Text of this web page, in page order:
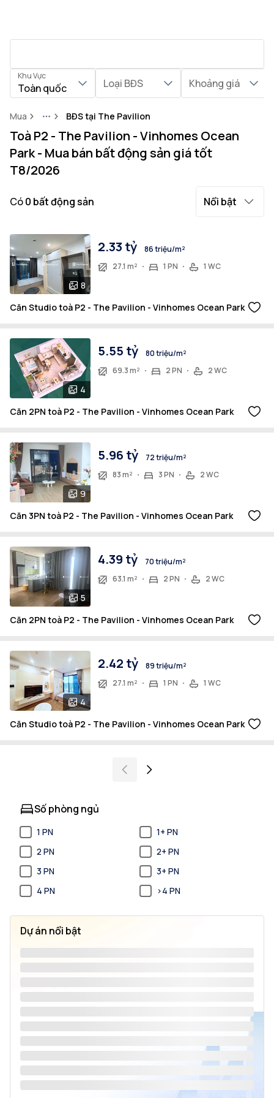
Khu Vực
Toàn quốc Loại BĐS Khoảng giá
Mua MoreBĐS tại The Pavilion
Toà P2 - The Pavilion - Vinhomes Ocean
Park - Mua bán bất động sản giá tốt
T8/2026
Có0 bất động sản Nổi bật
8
2.33 tỷ
86 triệu/m²
27.1 m²
1 PN 1 WC
Căn Studio toà P2 - The Pavilion - Vinhomes Ocean Park
4
5.55 tỷ
80 triệu/m²
69.3 m²
2 PN 2 WC
Căn 2PN toà P2 - The Pavilion - Vinhomes Ocean Park
9
5.96 tỷ
72 triệu/m²
83 m²
3 PN 2 WC
Căn 3PN toà P2 - The Pavilion - Vinhomes Ocean Park
5
4.39 tỷ
70 triệu/m²
63.1 m²
2 PN 2 WC
Căn 2PN toà P2 - The Pavilion - Vinhomes Ocean Park
4
2.42 tỷ
89 triệu/m²
27.1 m²
1 PN 1 WC
Căn Studio toà P2 - The Pavilion - Vinhomes Ocean Park
Số phòng ngủ
1 PN
1+ PN
2 PN
2+ PN
3 PN
3+ PN
4 PN
>4 PN
Dự án nổi bật